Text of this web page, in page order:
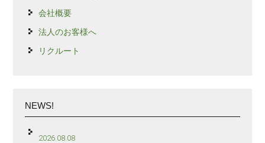
会社概要
法人のお客様へ
リクルート
NEWS!
2026.08.08